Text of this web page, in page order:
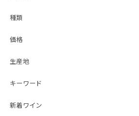
種類
価格
生産地
キーワード
新着ワイン